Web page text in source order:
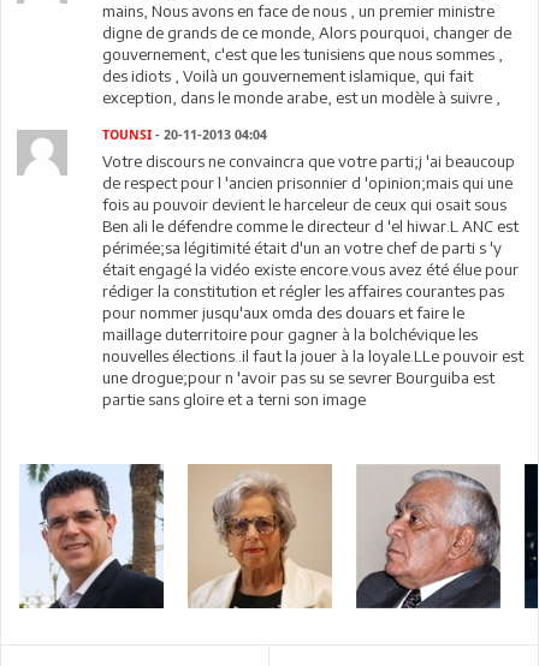
mains, Nous avons en face de nous , un premier ministre
digne de grands de ce monde, Alors pourquoi, changer de
gouvernement, c'est que les tunisiens que nous sommes ,
des idiots , Voilà un gouvernement islamique, qui fait
exception, dans le monde arabe, est un modèle à suivre ,
TOUNSI - 20-11-2013 04:04
Votre discours ne convaincra que votre parti;j 'ai beaucoup
de respect pour l 'ancien prisonnier d 'opinion;mais qui une
fois au pouvoir devient le harceleur de ceux qui osait sous
Ben ali le défendre comme le directeur d 'el hiwar.L ANC est
périmée;sa légitimité était d'un an votre chef de parti s 'y
était engagé la vidéo existe encore.vous avez été élue pour
rédiger la constitution et régler les affaires courantes pas
pour nommer jusqu'aux omda des douars et faire le
maillage duterritoire pour gagner à la bolchévique les
nouvelles élections..il faut la jouer à la loyale.LLe pouvoir est
une drogue;pour n 'avoir pas su se sevrer Bourguiba est
partie sans gloire et a terni son image